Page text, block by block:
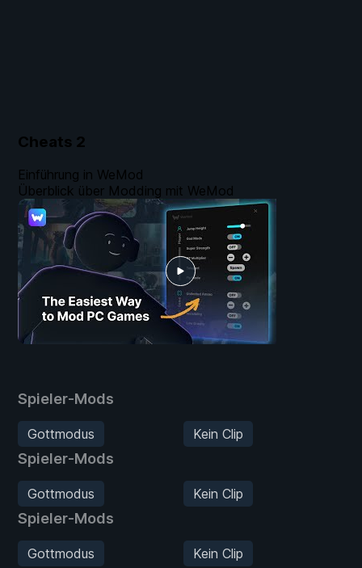
Cheats 2
Spieler-Mods
Gottmodus Kein Clip
Spieler-Mods
Gottmodus Kein Clip
Spieler-Mods
Gottmodus Kein Clip
Einführung in WeMod
Überblick über Modding mit WeMod